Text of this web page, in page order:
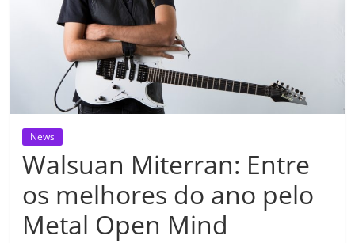
News
Walsuan Miterran: Entre
os melhores do ano pelo
Metal Open Mind